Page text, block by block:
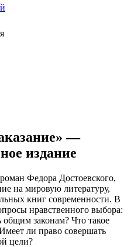
—
издание
Федора Достоевского,
на мировую литературу,
книг современности. В
нравственного выбора:
общим законам? Что такое
ли право совершать
цели?